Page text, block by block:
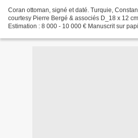
Coran ottoman, signé et daté. Turquie,
courtesy Pierre Bergé & associés D_18 x 12
Estimation : 8 000 - 10 000 € Manuscrit sur